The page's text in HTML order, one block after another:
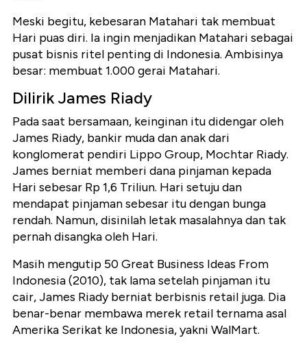
Meski begitu, kebesaran Matahari tak membuat
Hari puas diri. Ia ingin menjadikan Matahari sebagai
pusat bisnis ritel penting di Indonesia. Ambisinya
besar: membuat 1.000 gerai Matahari.
Dilirik James Riady
Pada saat bersamaan, keinginan itu didengar oleh
James Riady, bankir muda dan anak dari
konglomerat pendiri Lippo Group, Mochtar Riady.
James berniat memberi dana pinjaman kepada
Hari sebesar Rp 1,6 Triliun. Hari setuju dan
mendapat pinjaman sebesar itu dengan bunga
rendah. Namun, disinilah letak masalahnya dan tak
pernah disangka oleh Hari.
Masih mengutip 50 Great Business Ideas From
Indonesia (2010), tak lama setelah pinjaman itu
cair, James Riady berniat berbisnis retail juga. Dia
benar-benar membawa merek retail ternama asal
Amerika Serikat ke Indonesia, yakni WalMart.